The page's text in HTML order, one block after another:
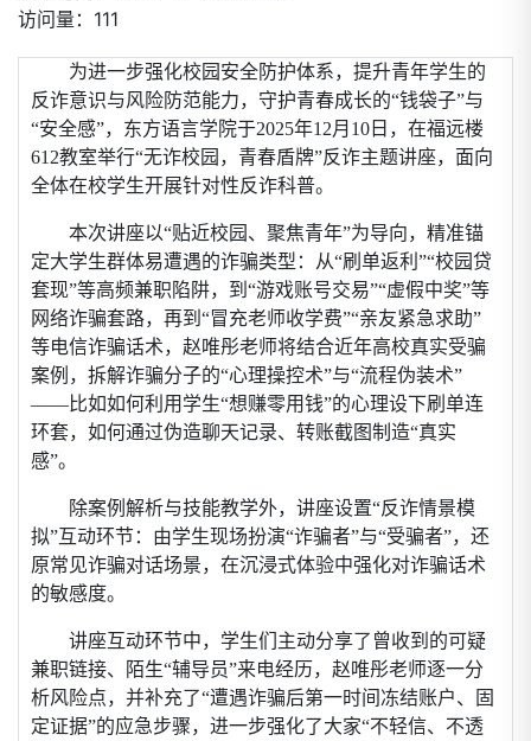
访问量：111
为进一步强化校园安全防护体系，提升青年学生的
反诈意识与风险防范能力，守护青春成长的“钱袋子”与
“安全感”，东方语言学院于2025年12月 10 日，在福远楼
612教室举行“无诈校园，青春盾牌”反诈主题讲座，面向
全体在校学生开展针对性反诈科普。
本次讲座以“贴近校园、聚焦青年”为导向，精准锚
定大学生群体易遭遇的诈骗类型：从“刷单返利”“校园贷
套现”等高频兼职陷阱，到“游戏账号交易”“虚假中奖”等
网络诈骗套路，再到“冒充老师收学费”“亲友紧急求助”
等电信诈骗话术，赵唯彤老师将结合近年高校真实受骗
案例，拆解诈骗分子的“心理操控术”与“流程伪装术”
——比如如何利用学生“想赚零用钱”的心理设下刷单连
环套，如何通过伪造聊天记录、转账截图制造“真实
感”。
除案例解析与技能教学外，讲座设置“反诈情景模
拟”互动环节：由学生现场扮演“诈骗者”与“受骗者”，还
原常见诈骗对话场景，在沉浸式体验中强化对诈骗话术
的敏感度。
讲座互动环节中，学生们主动分享了曾收到的可疑
兼职链接、陌生“辅导员”来电经历，赵唯彤老师逐一分
析风险点，并补充了“遭遇诈骗后第一时间冻结账户、固
定证据”的应急步骤，进一步强化了大家“不轻信、不透